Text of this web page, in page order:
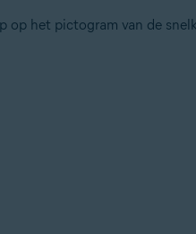
het pictogram van de